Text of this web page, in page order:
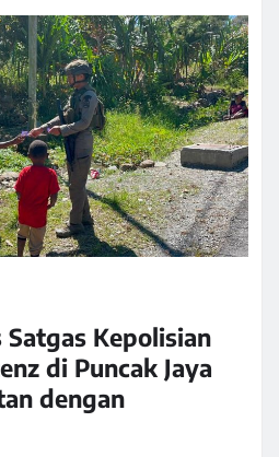
Kepolisian
di Puncak Jaya
dengan